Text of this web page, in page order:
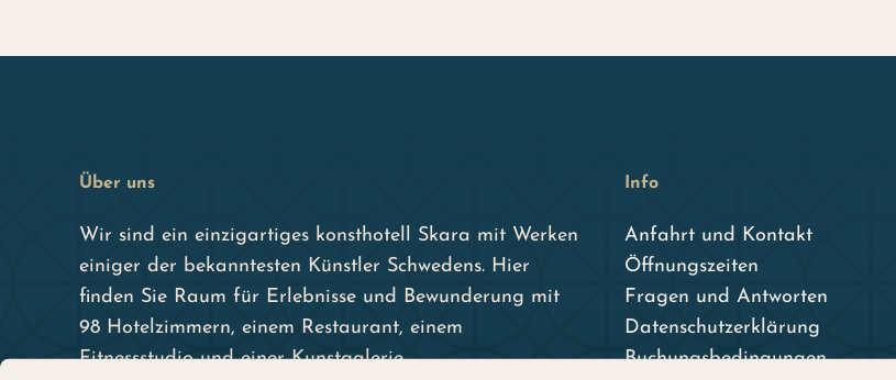
Über uns
Wir sind ein einzigartiges konsthotell Skara mit Werken
einiger der bekanntesten Künstler Schwedens. Hier
finden Sie Raum für Erlebnisse und Bewunderung mit
98 Hotelzimmern, einem Restaurant, einem
Fitnessstudio und einer Kunstgalerie.
Info
Anfahrt und Kontakt
Öffnungszeiten
Fragen und Antworten
Datenschutzerklärung
Buchungsbedingungen